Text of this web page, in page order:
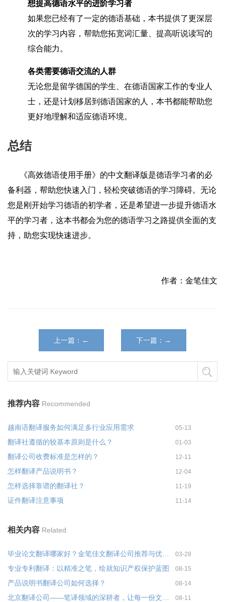
想提高德语水平的进阶学习者
如果您已经有了一定的德语基础，本书提供了更深层
次的学习内容，帮助您拓宽词汇量、提高听说读写的
综合能力。
各类需要德语交流的人群
无论您是留学德国的学生、在德语国家工作的专业人
士，还是计划移居到德语国家的人，本书都能帮助您
更好地理解和适应德语环境。
总结
《高效德语使用手册》的中文翻译版是德语学习者的必
备利器，帮助您快速入门，轻松突破德语的学习障碍。无论
您是刚开始学习德语的初学者，还是希望进一步提升德语水
平的学习者，这本书都会为您的德语学习之路提供全面的支
持，助您实现快速进步。
作者：金笔佳文
上一篇：← 下一篇：→
推荐内容 Recommended
越南语翻译服务如何满足多行业应用需求 05-13
翻译社遵循的较基本原则是什么？ 01-03
翻译公司收费标准是怎样的？ 12-11
怎样翻译产品说明书？ 12-04
怎样选择靠谱的翻译社？ 11-19
证件翻译注意事项 11-14
相关内容 Related
03-28
专业专利翻译：以精准之笔，绘就知识产权保护蓝图 08-15
产品说明书翻译公司如何选择？ 08-14
08-11